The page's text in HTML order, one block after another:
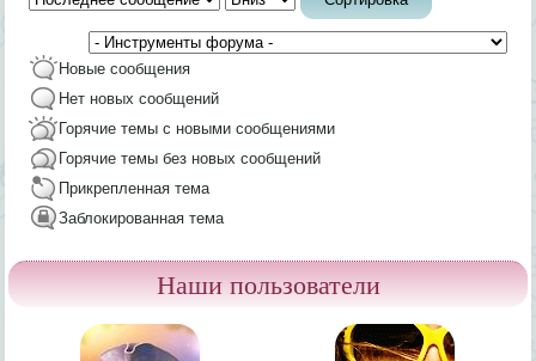
Новые сообщения
Нет новых сообщений
Горячие темы с новыми сообщениями
Горячие темы без новых сообщений
Прикрепленная тема
Заблокированная тема
Наши пользователи